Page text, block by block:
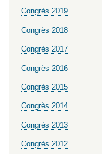
Congrès 2019
Congrès 2018
Congrès 2017
Congrès 2016
Congrès 2015
Congrès 2014
Congrès 2013
Congrès 2012